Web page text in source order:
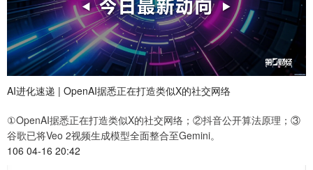
AI进化速递 | OpenAI据悉正在打造类似X的社交网络
①OpenAI据悉正在打造类似X的社交网络；②抖音公开算法原理；③
谷歌已将Veo 2视频生成模型全面整合至Gemini。
106 04-16 20:42